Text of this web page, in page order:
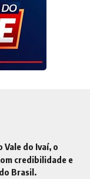
Vale do Ivaí, o
credibilidade e
Brasil.